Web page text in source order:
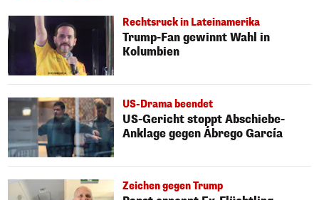
Rechtsruck in Lateinamerika
Trump-Fan gewinnt Wahl in
Kolumbien
US-Drama beendet
US-Gericht stoppt Abschiebe-
Anklage gegen Ábrego García
Zeichen gegen Trump